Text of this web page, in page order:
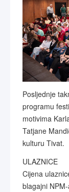
Posljednje
programu
motivima
Tatjane
kulturu Tivat.
ULAZNICE
Cijena
blagajni